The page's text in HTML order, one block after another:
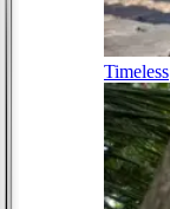
Timeless